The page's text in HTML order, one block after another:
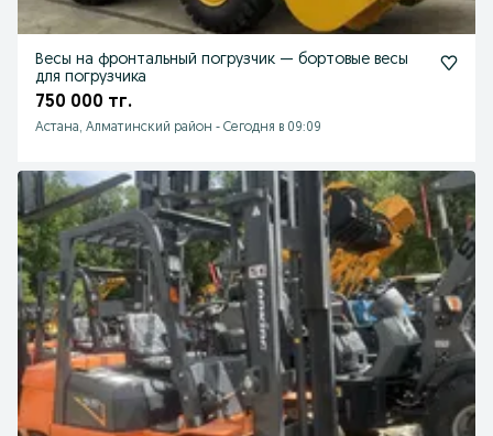
Весы на фронтальный погрузчик — бортовые весы
для погрузчика
750 000 тг.
Астана, Алматинский район - Сегодня в 09:09